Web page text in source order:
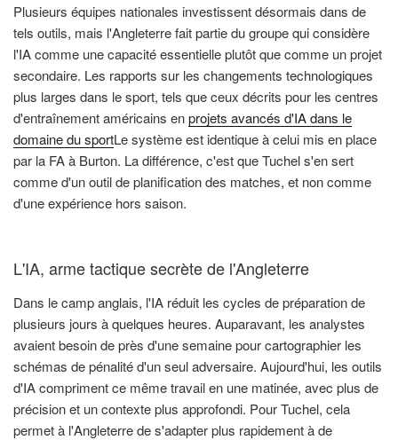
Plusieurs équipes nationales investissent désormais dans de
tels outils, mais l'Angleterre fait partie du groupe qui considère
l'IA comme une capacité essentielle plutôt que comme un projet
secondaire. Les rapports sur les changements technologiques
plus larges dans le sport, tels que ceux décrits pour les centres
d'entraînement américains enprojets avancés d'IA dans le
domaine du sportLe système est identique à celui mis en place
par la FA à Burton. La différence, c'est que Tuchel s'en sert
comme d'un outil de planification des matches, et non comme
d'une expérience hors saison.
L'IA, arme tactique secrète de l'Angleterre
Dans le camp anglais, l'IA réduit les cycles de préparation de
plusieurs jours à quelques heures. Auparavant, les analystes
avaient besoin de près d'une semaine pour cartographier les
schémas de pénalité d'un seul adversaire. Aujourd'hui, les outils
d'IA compriment ce même travail en une matinée, avec plus de
précision et un contexte plus approfondi. Pour Tuchel, cela
permet à l'Angleterre de s'adapter plus rapidement à de